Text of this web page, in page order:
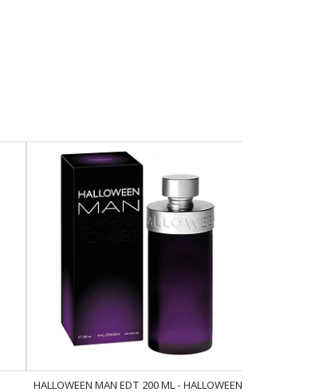
HALLOWEEN MAN EDT 200 ML - HALLOWEEN